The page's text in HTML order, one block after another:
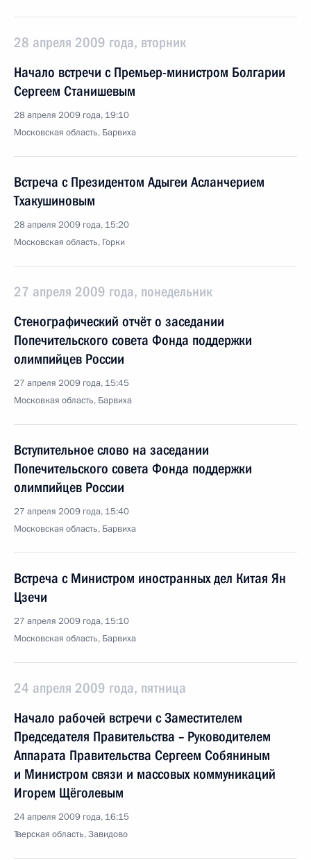
28 апреля 2009 года, вторник
Начало встречи с Премьер-министром Болгарии
Сергеем Станишевым
28 апреля 2009 года, 19:10
Московская область, Барвиха
Встреча с Президентом Адыгеи Асланчерием
Тхакушиновым
28 апреля 2009 года, 15:20
Московская область, Горки
27 апреля 2009 года, понедельник
Стенографический отчёт о заседании
Попечительского совета Фонда поддержки
олимпийцев России
27 апреля 2009 года, 15:45
Московкая область, Барвиха
Вступительное слово на заседании
Попечительского совета Фонда поддержки
олимпийцев России
27 апреля 2009 года, 15:40
Московская область, Барвиха
Встреча с Министром иностранных дел Китая Ян
Цзечи
27 апреля 2009 года, 15:10
Московская область, Барвиха
24 апреля 2009 года, пятница
Начало рабочей встречи с Заместителем
Председателя Правительства – Руководителем
Аппарата Правительства Сергеем Собяниным
и Министром связи и массовых коммуникаций
Игорем Щёголевым
24 апреля 2009 года, 16:15
Тверская область, Завидово